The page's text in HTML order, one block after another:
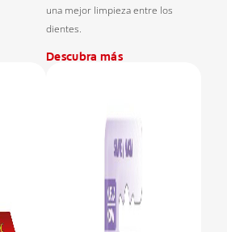
una mejor limpieza entre los
dientes.
Descubra más